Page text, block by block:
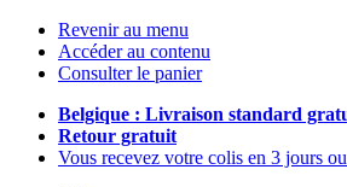
Revenir au menu
Accéder au contenu
Consulter le panier
Belgique : Livraison standard
Retour gratuit
Vous recevez votre colis en 3 jours